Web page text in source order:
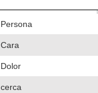
Persona
Cara
Dolor
cerca